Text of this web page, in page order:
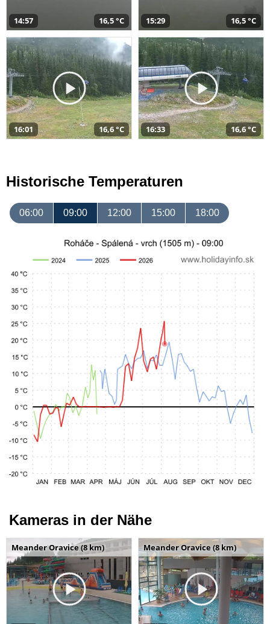
14:57 16,5 °C 15:29 16,5 °C
16:01 16,6 °C 16:33 16,6 °C
Historische Temperaturen
06:00 09:00 12:00 15:00 18:00
Kameras in der Nähe
Meander Oravice (8 km) Meander Oravice (8 km)